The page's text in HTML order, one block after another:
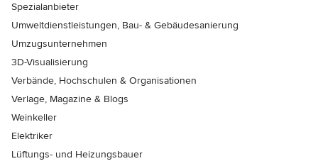
Spezialanbieter
Umweltdienstleistungen, Bau- & Gebäudesanierung
Umzugsunternehmen
3D-Visualisierung
Verbände, Hochschulen & Organisationen
Verlage, Magazine & Blogs
Weinkeller
Elektriker
Lüftungs- und Heizungsbauer